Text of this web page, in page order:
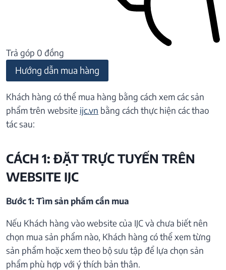
Trả góp 0 đồng
Hướng dẫn mua hàng
Khách hàng có thể mua hàng bằng cách xem các sản
phẩm trên website ijc.vn bằng cách thực hiện các thao
tác sau:
CÁCH 1: ĐẶT TRỰC TUYẾN TRÊN
WEBSITE IJC
Bước 1: Tìm sản phẩm cần mua
Nếu Khách hàng vào website của IJC và chưa biết nên
chọn mua sản phẩm nào, Khách hàng có thể xem từng
sản phẩm hoặc xem theo bộ sưu tập để lựa chọn sản
phẩm phù hợp với ý thích bản thân.